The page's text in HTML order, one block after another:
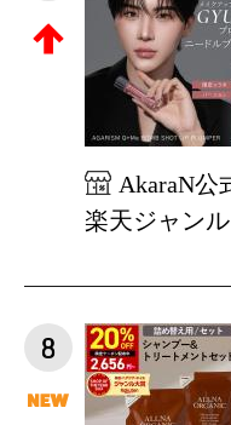
AkaraN公
楽天ジャン
8